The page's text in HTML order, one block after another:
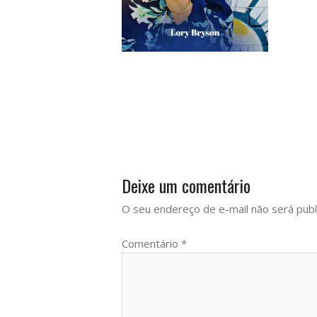
Deixe um comentário
O seu endereço de e-mail não será
Comentário*